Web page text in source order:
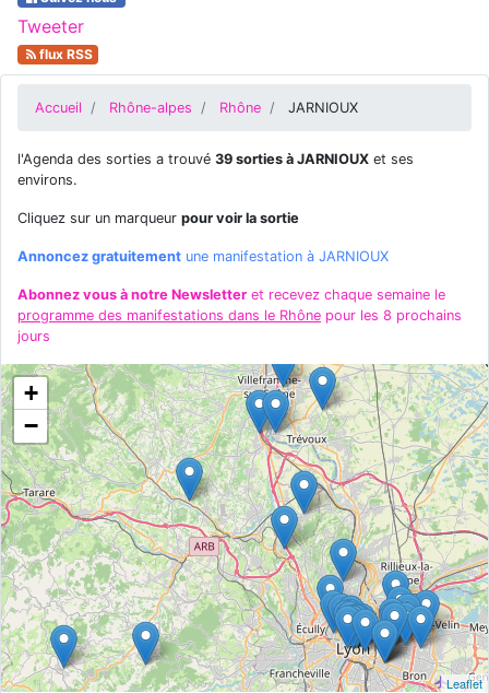
Tweeter
flux RSS
Accueil Rhône-alpes Rhône JARNIOUX
l'Agenda des sorties a trouvé 39 sorties à JARNIOUX et ses
environs.
Cliquez sur un marqueur pour voir la sortie
Annoncez gratuitement une manifestation à JARNIOUX
Abonnez vous à notre Newsletter et recevez chaque semaine le
programme des manifestations dans le Rhône pour les 8 prochains
jours
+
−
Leaflet